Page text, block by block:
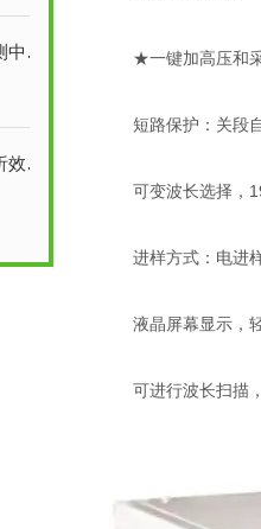
绍
术
★一键加高压和采
短路保护：关段
可变波长选择，
进样方式：电进
液晶屏幕显示，
可进行波长扫描